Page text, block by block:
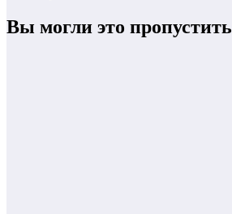
Вы могли это пропустить